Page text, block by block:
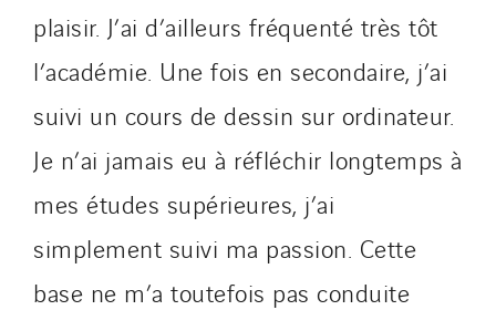
plaisir. J’ai d’ailleurs fréquenté très tôt
l’académie. Une fois en secondaire, j’ai
suivi un cours de dessin sur ordinateur.
Je n’ai jamais eu à réfléchir longtemps à
mes études supérieures, j’ai
simplement suivi ma passion. Cette
base ne m’a toutefois pas conduite